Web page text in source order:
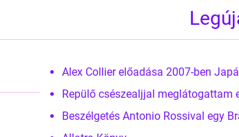
Alex Collier előadása 2007-ben
Repülő csészealjjal meglátogattam
Beszélgetés Antonio Rossival egy